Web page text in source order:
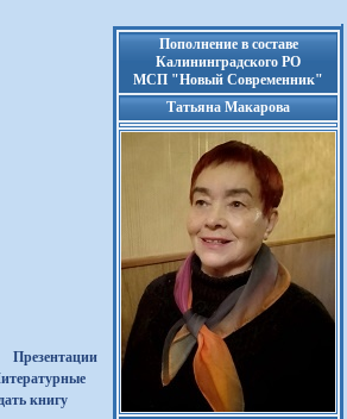
Презентации
книгу
Пополнение в составе
Калининградского РО
МСП "Новый Современник"
Татьяна Макарова